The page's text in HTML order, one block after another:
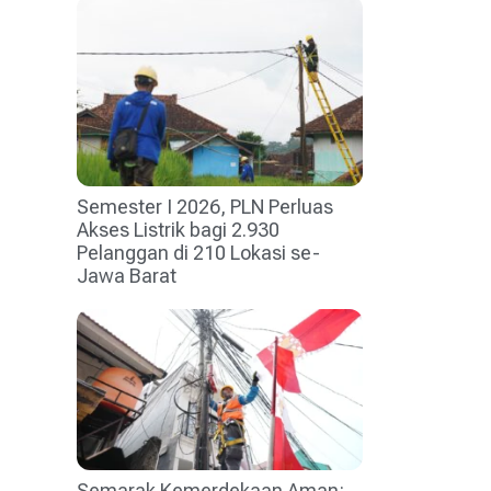
Semester I 2026, PLN Perluas
Akses Listrik bagi 2.930
Pelanggan di 210 Lokasi se-
Jawa Barat